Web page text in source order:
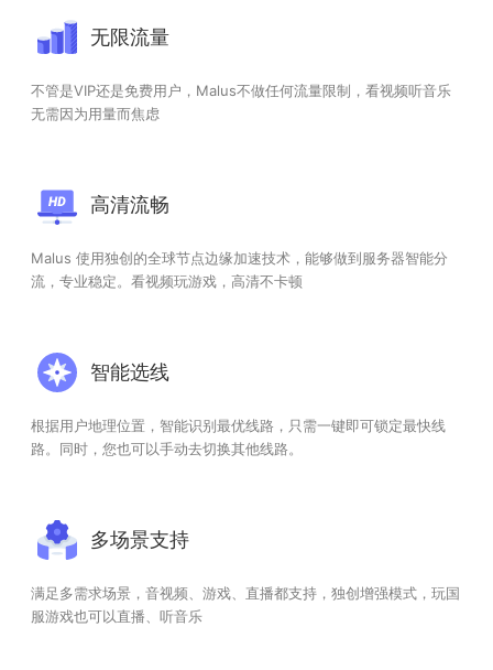
无限流量
不管是VIP还是免费用户，Malus不做任何流量限制，看视频听音乐
无需因为用量而焦虑
高清流畅
Malus 使用独创的全球节点边缘加速技术，能够做到服务器智能分
流，专业稳定。看视频玩游戏，高清不卡顿
智能选线
根据用户地理位置，智能识别最优线路，只需一键即可锁定最快线
路。同时，您也可以手动去切换其他线路。
多场景支持
满足多需求场景，音视频、游戏、直播都支持，独创增强模式，玩国
服游戏也可以直播、听音乐